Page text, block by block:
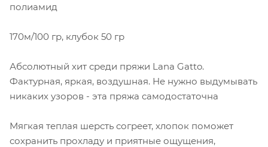
полиамид
170м/100 гр, клубок 50 гр
Абсолютный хит среди пряжи Lana Gatto.
Фактурная, яркая, воздушная. Не нужно выдумывать
никаких узоров - эта пряжа самодостаточна
Мягкая теплая шерсть согреет, хлопок поможет
сохранить прохладу и приятные ощущения,